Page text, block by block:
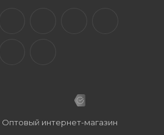
интернет-магазин